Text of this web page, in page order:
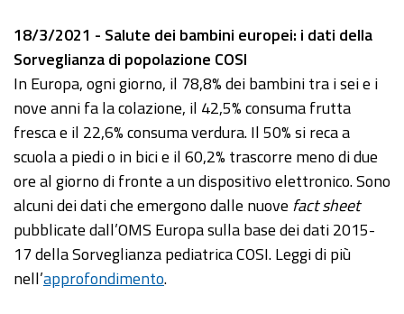
18/3/2021 - Salute dei bambini europei: i dati della
Sorveglianza di popolazione COSI
In Europa, ogni giorno, il 78,8% dei bambini tra i sei e i
nove anni fa la colazione, il 42,5% consuma frutta
fresca e il 22,6% consuma verdura. Il 50% si reca a
scuola a piedi o in bici e il 60,2% trascorre meno di due
ore al giorno di fronte a un dispositivo elettronico. Sono
alcuni dei dati che emergono dalle nuove fact sheet
pubblicate dall’OMS Europa sulla base dei dati 2015-
17 della Sorveglianza pediatrica COSI. Leggi di più
nell’approfondimento.